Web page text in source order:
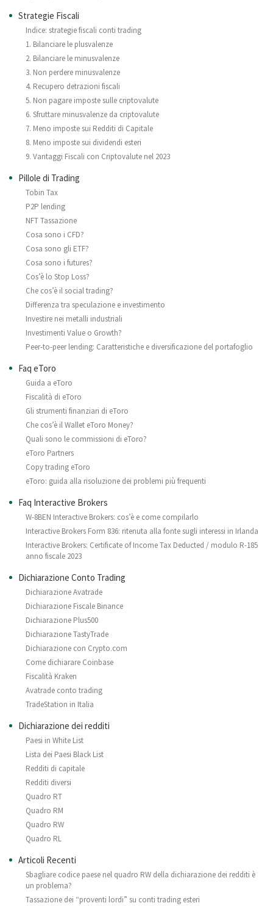
Strategie Fiscali
Indice: strategie fiscali conti trading
1. Bilanciare le plusvalenze
2. Bilanciare le minusvalenze
3. Non perdere minusvalenze
4. Recupero detrazioni fiscali
5. Non pagare imposte sulle criptovalute
6. Sfruttare minusvalenze da criptovalute
7. Meno imposte sui Redditi di Capitale
8. Meno imposte sui dividendi esteri
9. Vantaggi Fiscali con Criptovalute nel 2023
Pillole di Trading
Tobin Tax
P2P lending
NFT Tassazione
Cosa sono i CFD?
Cosa sono gli ETF?
Cosa sono i futures?
Cos’è lo Stop Loss?
Che cos’è il social trading?
Differenza tra speculazione e investimento
Investire nei metalli industriali
Investimenti Value o Growth?
Peer-to-peer lending: Caratteristiche e diversificazione del portafoglio
Faq eToro
Guida a eToro
Fiscalità di eToro
Gli strumenti finanziari di eToro
Che cos’è il Wallet eToro Money?
Quali sono le commissioni di eToro?
eToro Partners
Copy trading eToro
eToro: guida alla risoluzione dei problemi più frequenti
Faq Interactive Brokers
W-8BEN Interactive Brokers: cos’è e come compilarlo
Interactive Brokers Form 836: ritenuta alla fonte sugli interessi in Irlanda
Interactive Brokers: Certificate of Income Tax Deducted / modulo R-185
anno fiscale 2023
Dichiarazione Conto Trading
Dichiarazione Avatrade
Dichiarazione Fiscale Binance
Dichiarazione Plus500
Dichiarazione TastyTrade
Dichiarazione con Crypto.com
Come dichiarare Coinbase
Fiscalità Kraken
Avatrade conto trading
TradeStation in Italia
Dichiarazione dei redditi
Paesi in White List
Lista dei Paesi Black List
Redditi di capitale
Redditi diversi
Quadro RT
Quadro RM
Quadro RW
Quadro RL
Articoli Recenti
Sbagliare codice paese nel quadro RW della dichiarazione dei redditi è
un problema?
Tassazione dei “proventi lordi” su conti trading esteri